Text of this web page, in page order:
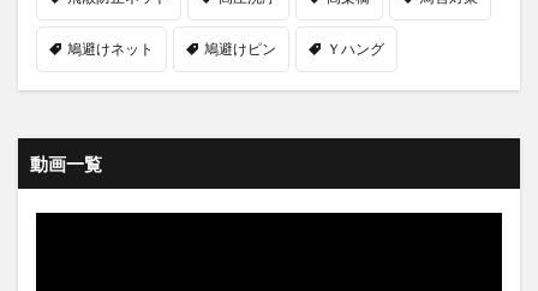
鳩避けネット 鳩避けピン Ｙハング
動画一覧
動